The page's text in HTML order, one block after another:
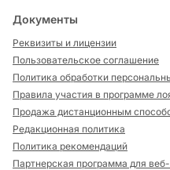
Документы
Реквизиты и лицензии
Пользовательское соглашение
Политика обработки
Правила участия в программе
Продажа дистанционным
Редакционная политика
Политика рекомендаций
Партнерская программа для